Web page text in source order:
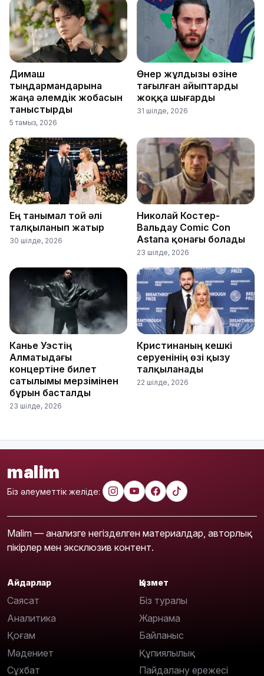
Димаш
тыңдармандарына
жаңа әлемдік жобасын
таныстырды
5 тамыз, 2026
Өнер жұлдызы өзіне
тағылған айыптарды
жоққа шығарды
31 шілде, 2026
Ең танымал той әлі
талқыланып жатыр
30 шілде, 2026
Николай Костер-
Вальдау Comic Con
Astana қонағы болады
23 шілде, 2026
Канье Уэстің
Алматыдағы
концертіне билет
сатылымы мерзімінен
бұрын басталды
23 шілде, 2026
Кристинаның кешкі
серуенінің өзі қызу
талқыланады
22 шілде, 2026
malim
Біз әлеуметтік желіде:
Malim — анализге негізделген материалдар, авторлық
пікірлер мен эксклюзив контент.
Айдарлар
Саясат
Аналитика
Қоғам
Мәдениет
Сұхбат
Қызмет
Біз туралы
Жарнама
Байланыс
Құпиялылық
Пайдалану ережесі